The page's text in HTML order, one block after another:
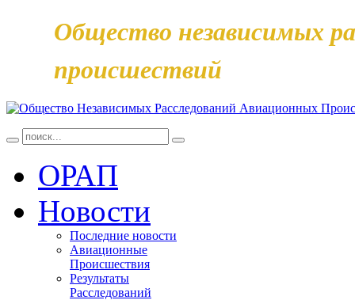
Общество независимых
происшествий
ОРАП
Новости
Последние новости
Авиационные
Происшествия
Результаты
Расследований